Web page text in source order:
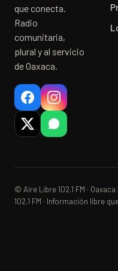
que conecta.
Radio
comunitaria,
plural y al servicio
de Oaxaca.
© Aire Libre 102.1 FM ·
102.1 FM · Información libre